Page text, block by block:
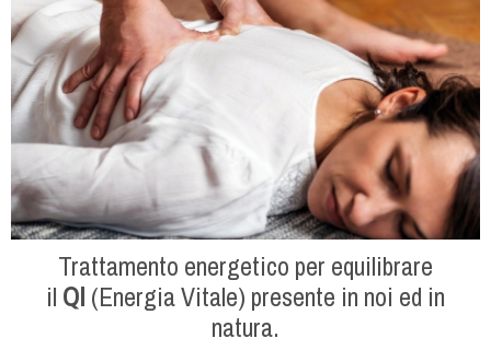
Trattamento energetico per equilibrare
il QI (Energia Vitale) presente in noi ed in
natura.